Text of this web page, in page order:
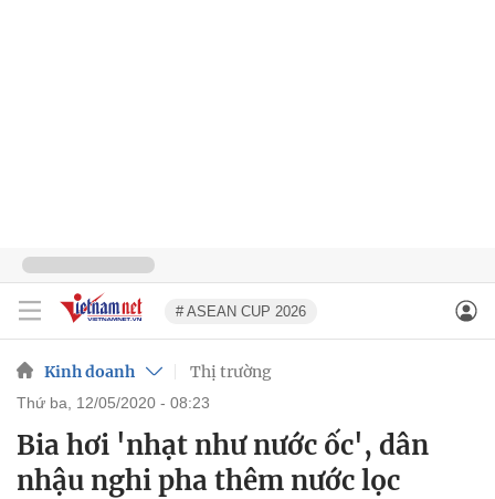
# ASEAN CUP 2026
Kinh doanh Thị trường
thứ ba, 12/05/2020 - 08:23
Bia hơi 'nhạt như nước ốc', dân
nhậu nghi pha thêm nước lọc